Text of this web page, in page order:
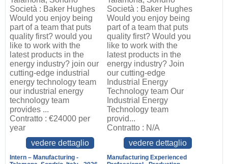
Società : Baker Hughes
Would you enjoy being
part of a team that puts
quality first? would you
like to work with the
latest products in the
energy industry? join our
cutting-edge industrial
energy technology team
our industrial energy
technology team
provides ...
Contratto : €24000 per
year
vedere dettaglio
Società : Baker Hughes
Would you enjoy being
part of a team that puts
quality first? Would you
like to work with the
latest products in the
energy industry? Join
our cutting-edge
Industrial Energy
Technology team Our
Industrial Energy
Technology team
provid...
Contratto : N/A
vedere dettaglio
Intern – Manufacturing -
Manufacturing Experienced